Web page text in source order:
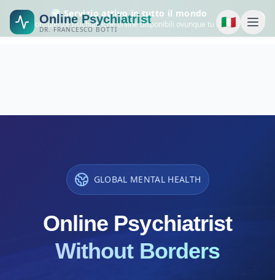
🌍 Servizio attivo in tutto il mondo
Consulenze psichiatriche online disponibili ovunque tu sia.
Online Psychiatrist
DR. FRANCESCO BOTTI 🇮🇹
GLOBAL MENTAL HEALTH
Online Psychiatrist
Without Borders